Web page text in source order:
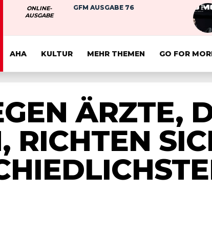
ONLINE-
AUSGABE
GFM AUSGABE 76
AHA KULTUR MEHR THEMEN GO FOR
ÄRZTE,
RICHTEN